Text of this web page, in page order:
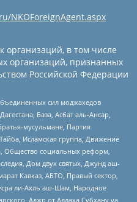
NKOForeignAgent.aspx
в том числе
организаций, признанных
Российской Федерации
сил моджахедов
База, Асбат аль-Ансар,
мусульмане, Партия
Исламская группа, Движение
Общество социальных реформ,
Дом двух святых, Джунд аш-
Кавказ, АБТО, Правый сектор,
ли-Ахль аш-Шам, Народное
Аджр от Аллаха Субхану уа